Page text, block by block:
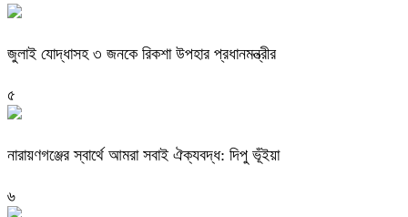
জুলাই যোদ্ধাসহ ৩ জনকে রিকশা উপহার প্রধানমন্ত্রীর
৫
নারায়ণগঞ্জের স্বার্থে আমরা সবাই ঐক্যবদ্ধ: দিপু ভূঁইয়া
৬